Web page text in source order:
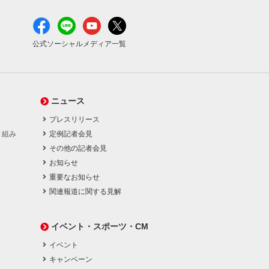
公式ソーシャルメディア一覧
組み
ニュース
プレスリリース
定例記者会見
その他の記者会見
お知らせ
重要なお知らせ
関連報道に関する見解
イベント・スポーツ・CM
イベント
キャンペーン